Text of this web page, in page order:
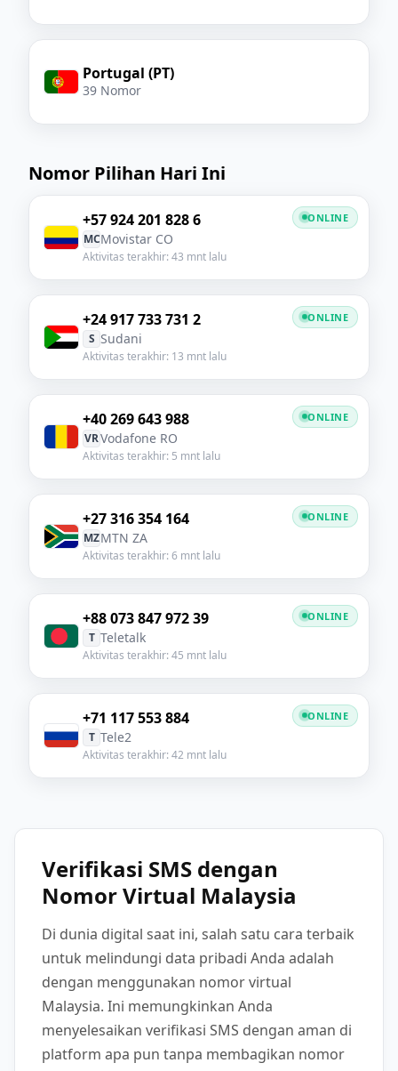
Portugal (PT)
39 Nomor
Nomor Pilihan Hari Ini
+57 924 201 828 6
MCMovistar CO
Aktivitas terakhir: 43 mnt lalu
ONLINE
+24 917 733 731 2
S Sudani
Aktivitas terakhir: 13 mnt lalu
ONLINE
+40 269 643 988
VRVodafone RO
Aktivitas terakhir: 5 mnt lalu
ONLINE
+27 316 354 164
MZMTN ZA
Aktivitas terakhir: 6 mnt lalu
ONLINE
+88 073 847 972 39
T Teletalk
Aktivitas terakhir: 45 mnt lalu
ONLINE
+71 117 553 884
T Tele2
Aktivitas terakhir: 42 mnt lalu
ONLINE
Verifikasi SMS dengan
Nomor Virtual Malaysia
Di dunia digital saat ini, salah satu cara terbaik
untuk melindungi data pribadi Anda adalah
dengan menggunakan nomor virtual
Malaysia. Ini memungkinkan Anda
menyelesaikan verifikasi SMS dengan aman di
platform apa pun tanpa membagikan nomor